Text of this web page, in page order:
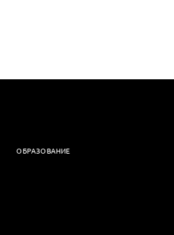
ОБРАЗОВАНИЕ